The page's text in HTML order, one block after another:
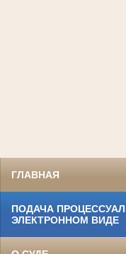
ГЛАВНАЯ
ПОДАЧА
ЭЛЕКТРОННОМ ВИДЕ